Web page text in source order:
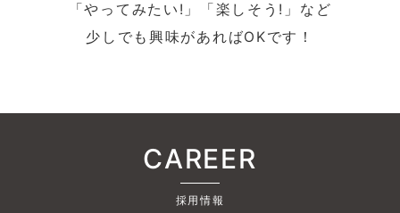
「やってみたい!」「楽しそう!」など
少しでも興味があればOKです！
CAREER
採用情報